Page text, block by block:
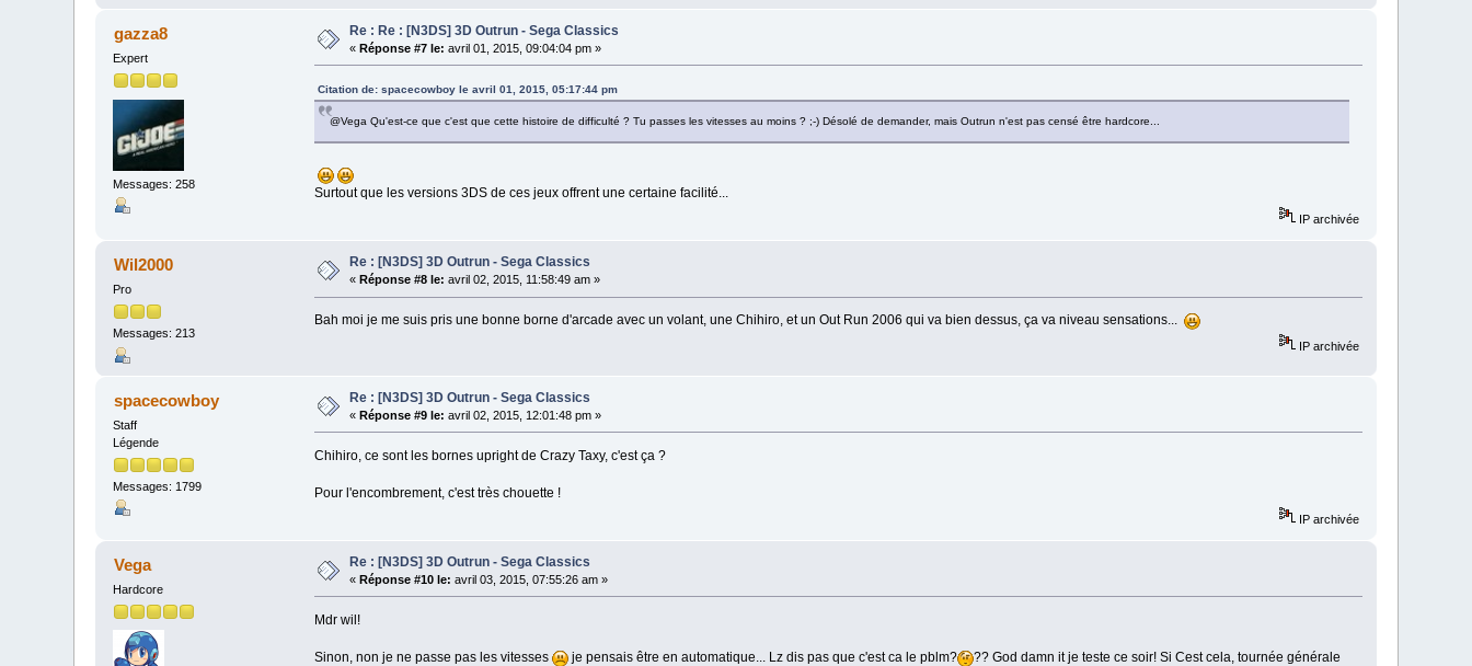
gazza8
Expert
Messages: 258
Re : Re : [N3DS] 3D Outrun - Sega Classics
«Réponse #7 le: avril 01, 2015, 09:04:04 pm »
Citation de: spacecowboy le avril 01, 2015, 05:17:44 pm
@Vega Qu'est-ce que c'est que cette histoire de difficulté ? Tu passes les vitesses au moins ? ;-) Désolé de demander, mais Outrun n'est pas censé être hardcore...
Surtout que les versions 3DS de ces jeux offrent une certaine facilité...
IP archivée
Wil2000
Pro
Messages: 213
Re : [N3DS] 3D Outrun - Sega Classics
«Réponse #8 le: avril 02, 2015, 11:58:49 am »
Bah moi je me suis pris une bonne borne d'arcade avec un volant, une Chihiro, et un Out Run 2006 qui va bien dessus, ça va niveau sensations...
IP archivée
spacecowboy
Staff
Légende
Messages: 1799
Re : [N3DS] 3D Outrun - Sega Classics
«Réponse #9 le: avril 02, 2015, 12:01:48 pm »
Chihiro, ce sont les bornes upright de Crazy Taxy, c'est ça ?
Pour l'encombrement, c'est très chouette !
IP archivée
Vega
Hardcore
Re : [N3DS] 3D Outrun - Sega Classics
«Réponse #10 le: avril 03, 2015, 07:55:26 am »
Mdr wil!
Sinon, non je ne passe pas les vitesses je pensais être en automatique... Lz dis pas que c'est ca le pblm?
?? God damn it je teste ce soir! Si Cest cela, tournée générale